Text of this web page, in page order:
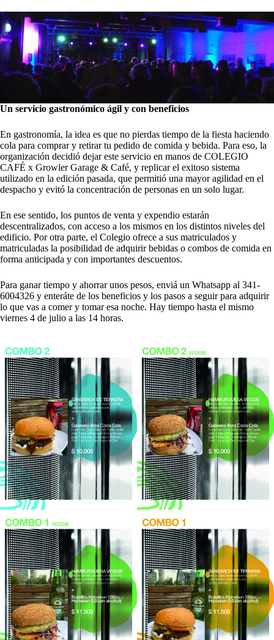
Un servicio gastronómico ágil y con beneficios
En gastronomía, la idea es que no pierdas tiempo de la fiesta haciendo
cola para comprar y retirar tu pedido de comida y bebida. Para eso, la
organización decidió dejar este servicio en manos de COLEGIO
CAFÉ x Growler Garage & Café, y replicar el exitoso sistema
utilizado en la edición pasada, que permitió una mayor agilidad en el
despacho y evitó la concentración de personas en un solo lugar.
En ese sentido, los puntos de venta y expendio estarán
descentralizados, con acceso a los mismos en los distintos niveles del
edificio. Por otra parte, el Colegio ofrece a sus matriculados y
matriculadas la posibilidad de adquirir bebidas o combos de comida en
forma anticipada y con importantes descuentos.
Para ganar tiempo y ahorrar unos pesos, enviá un Whatsapp al 341-
6004326 y enteráte de los beneficios y los pasos a seguir para adquirir
lo que vas a comer y tomar esa noche. Hay tiempo hasta el mismo
viernes 4 de julio a las 14 horas.